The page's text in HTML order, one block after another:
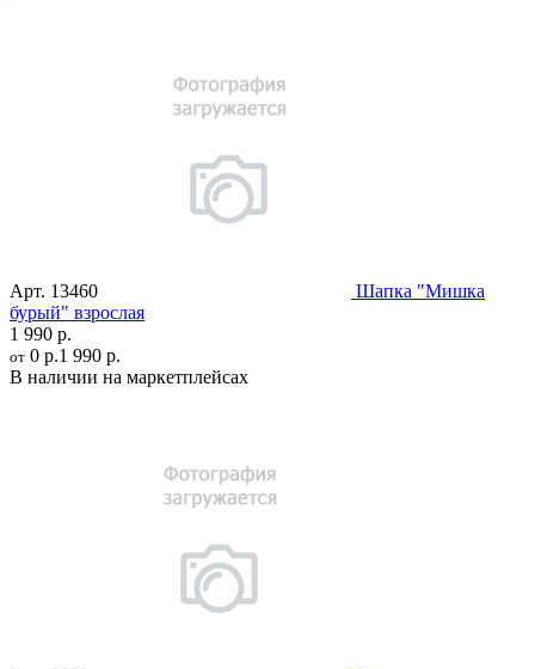
Арт. 13460
Шапка "Мишка
бурый" взрослая
1 990 р.
от 0 р.1 990 р.
В наличии на маркетплейсах